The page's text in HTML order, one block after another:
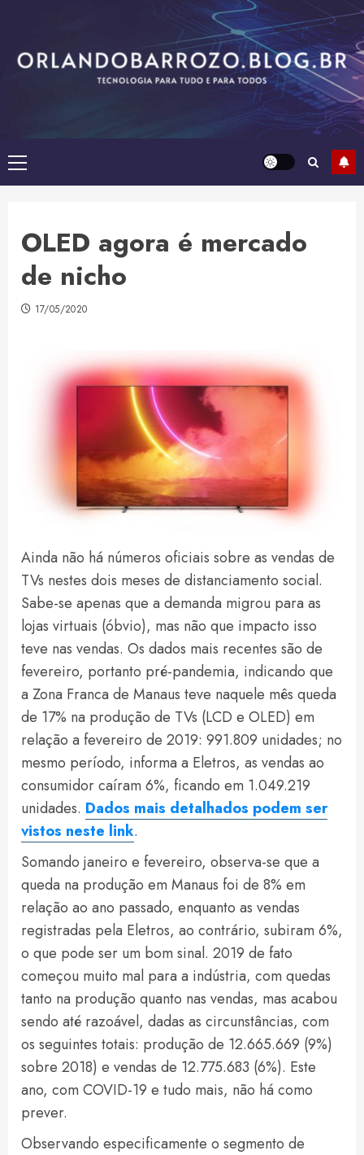
content
Primary
Menu
OLED agora é mercado
de nicho
17/05/2020
Ainda não há números oficiais sobre as vendas de
TVs nestes dois meses de distanciamento social.
Sabe-se apenas que a demanda migrou para as
lojas virtuais (óbvio), mas não que impacto isso
teve nas vendas. Os dados mais recentes são de
fevereiro, portanto pré-pandemia, indicando que
a Zona Franca de Manaus teve naquele mês queda
de 17% na produção de TVs (LCD e OLED) em
relação a fevereiro de 2019: 991.809 unidades; no
mesmo período, informa a Eletros, as vendas ao
consumidor caíram 6%, ficando em 1.049.219
unidades. Dados mais detalhados podem ser
vistos neste link.
Somando janeiro e fevereiro, observa-se que a
queda na produção em Manaus foi de 8% em
relação ao ano passado, enquanto as vendas
registradas pela Eletros, ao contrário, subiram 6%,
o que pode ser um bom sinal. 2019 de fato
começou muito mal para a indústria, com quedas
tanto na produção quanto nas vendas, mas acabou
sendo até razoável, dadas as circunstâncias, com
os seguintes totais: produção de 12.665.669 (9%)
sobre 2018) e vendas de 12.775.683 (6%). Este
ano, com COVID-19 e tudo mais, não há como
prever.
Observando especificamente o segmento de